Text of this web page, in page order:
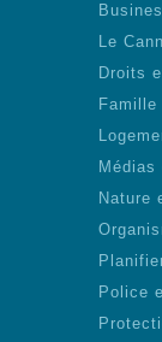
Le
Droits
Nature
Police